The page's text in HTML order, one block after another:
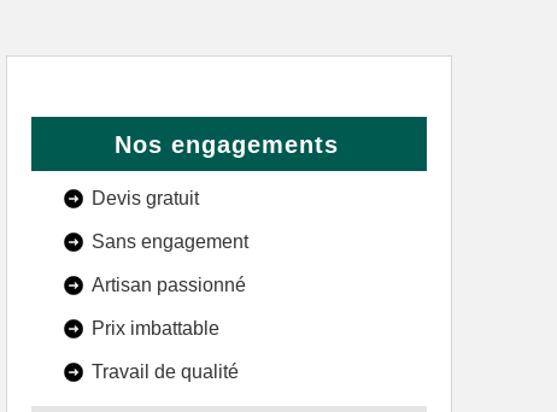
Nos engagements
Devis gratuit
Sans engagement
Artisan passionné
Prix imbattable
Travail de qualité